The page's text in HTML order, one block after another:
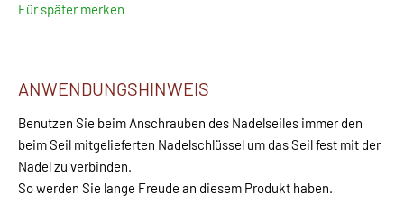
Für später merken
ANWENDUNGSHINWEIS
Benutzen Sie beim Anschrauben des Nadelseiles immer den
beim Seil mitgelieferten Nadelschlüssel um das Seil fest mit der
Nadel zu verbinden.
So werden Sie lange Freude an diesem Produkt haben.